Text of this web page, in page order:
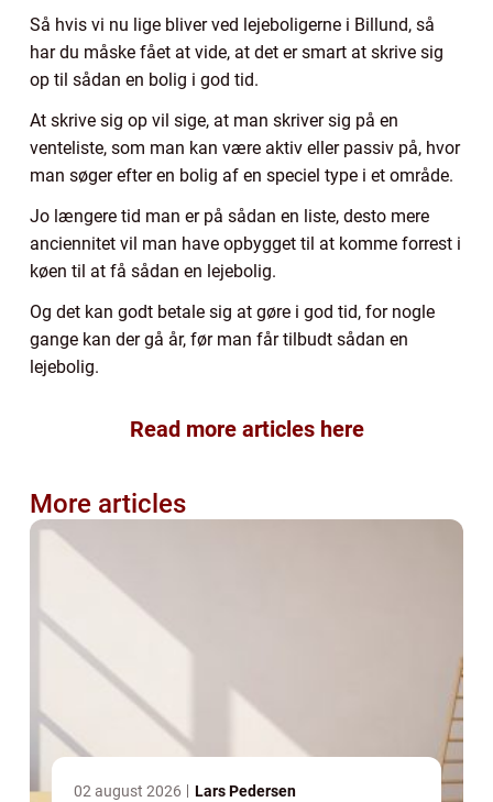
Så hvis vi nu lige bliver ved lejeboligerne i Billund, så
har du måske fået at vide, at det er smart at skrive sig
op til sådan en bolig i god tid.
At skrive sig op vil sige, at man skriver sig på en
venteliste, som man kan være aktiv eller passiv på, hvor
man søger efter en bolig af en speciel type i et område.
Jo længere tid man er på sådan en liste, desto mere
anciennitet vil man have opbygget til at komme forrest i
køen til at få sådan en lejebolig.
Og det kan godt betale sig at gøre i god tid, for nogle
gange kan der gå år, før man får tilbudt sådan en
lejebolig.
Read more articles here
More articles
02 august 2026 Lars Pedersen